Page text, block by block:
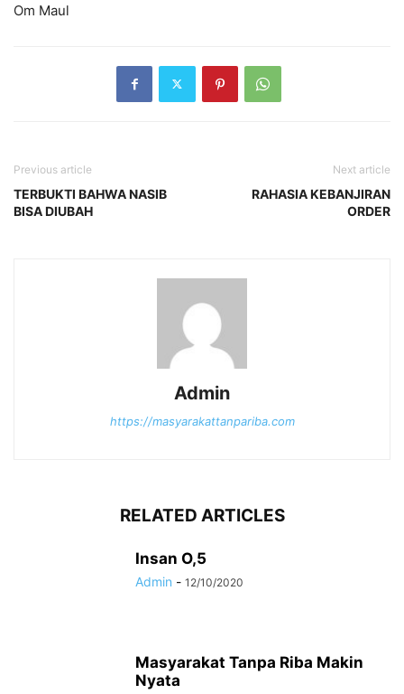
Om Maul
Previous article
TERBUKTI BAHWA NASIB
BISA DIUBAH
Next article
RAHASIA KEBANJIRAN
ORDER
Admin
https://masyarakattanpariba.com
RELATED ARTICLES
Insan O,5
Admin - 12/10/2020
Masyarakat Tanpa Riba Makin
Nyata